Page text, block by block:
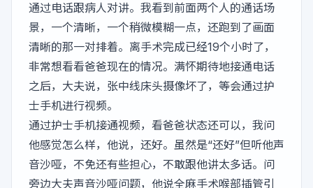
通过电话跟病人对讲。我看到前面两个人的通话场
景，一个清晰，一个稍微模糊一点，还跑到了画面
清晰的那一对排着。离手术完成已经19个小时了，
非常想看看爸爸现在的情况。满怀期待地接通电话
之后，大夫说，张中线床头摄像坏了，等会通过护
士手机进行视频。
通过护士手机接通视频，看爸爸状态还可以，我问
他感觉怎么样，他说，还好。虽然是“还好”但听他声
音沙哑，不免还有些担心，不敢跟他讲太多话。问
旁边大夫声音沙哑问题，他说全麻手术喉部插管引